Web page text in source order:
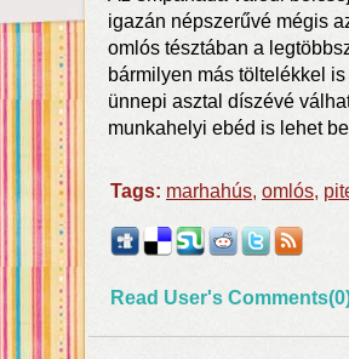
igazán népszerűvé mégis
omlós tésztában a
bármilyen más töltelékkel
ünnepi asztal díszévé
munkahelyi ebéd is lehet
Tags: marhahús, omlós,
Read User's